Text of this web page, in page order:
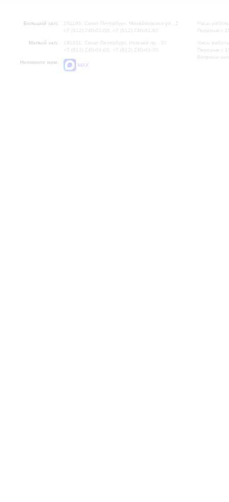
Большой зал:
191186, Санкт-Петербург, Михайловская ул., 2
+7 (812) 240-01-00, +7 (812) 240-01-80
Малый зал:
191011, Санкт-Петербург, Невский пр., 30
+7 (812) 240-01-00, +7 (812) 240-01-70
Напишите нам:
MAX
Часы
Перерыв с
Часы
Перерыв с
Вопросы